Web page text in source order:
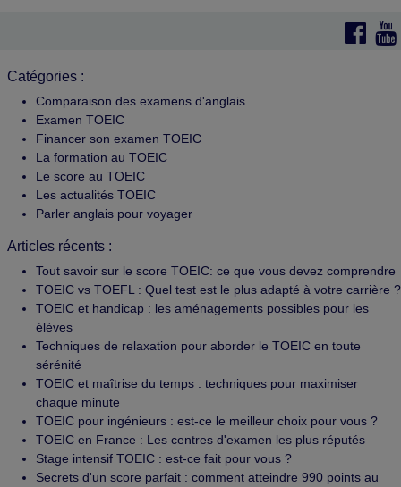
Catégories :
Comparaison des examens d'anglais
Examen TOEIC
Financer son examen TOEIC
La formation au TOEIC
Le score au TOEIC
Les actualités TOEIC
Parler anglais pour voyager
Articles récents :
Tout savoir sur le score TOEIC: ce que vous devez comprendre
TOEIC vs TOEFL : Quel test est le plus adapté à votre carrière ?
TOEIC et handicap : les aménagements possibles pour les
élèves
Techniques de relaxation pour aborder le TOEIC en toute
sérénité
TOEIC et maîtrise du temps : techniques pour maximiser
chaque minute
TOEIC pour ingénieurs : est-ce le meilleur choix pour vous ?
TOEIC en France : Les centres d'examen les plus réputés
Stage intensif TOEIC : est-ce fait pour vous ?
Secrets d'un score parfait : comment atteindre 990 points au